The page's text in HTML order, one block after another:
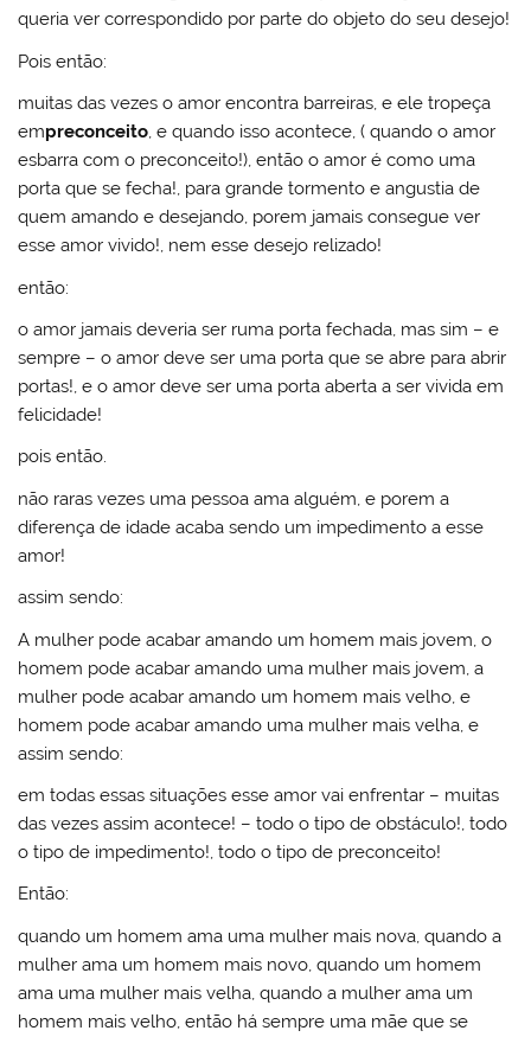
queria ver correspondido por parte do objeto do seu desejo!
Pois então:
muitas das vezes o amor encontra barreiras, e ele tropeça
empreconceito, e quando isso acontece, ( quando o amor
esbarra com o preconceito!), então o amor é como uma
porta que se fecha!, para grande tormento e angustia de
quem amando e desejando, porem jamais consegue ver
esse amor vivido!, nem esse desejo relizado!
então:
o amor jamais deveria ser ruma porta fechada, mas sim – e
sempre – o amor deve ser uma porta que se abre para abrir
portas!, e o amor deve ser uma porta aberta a ser vivida em
felicidade!
pois então.
não raras vezes uma pessoa ama alguém, e porem a
diferença de idade acaba sendo um impedimento a esse
amor!
assim sendo:
A mulher pode acabar amando um homem mais jovem, o
homem pode acabar amando uma mulher mais jovem, a
mulher pode acabar amando um homem mais velho, e
homem pode acabar amando uma mulher mais velha, e
assim sendo:
em todas essas situações esse amor vai enfrentar – muitas
das vezes assim acontece! – todo o tipo de obstáculo!, todo
o tipo de impedimento!, todo o tipo de preconceito!
Então:
quando um homem ama uma mulher mais nova, quando a
mulher ama um homem mais novo, quando um homem
ama uma mulher mais velha, quando a mulher ama um
homem mais velho, então há sempre uma mãe que se